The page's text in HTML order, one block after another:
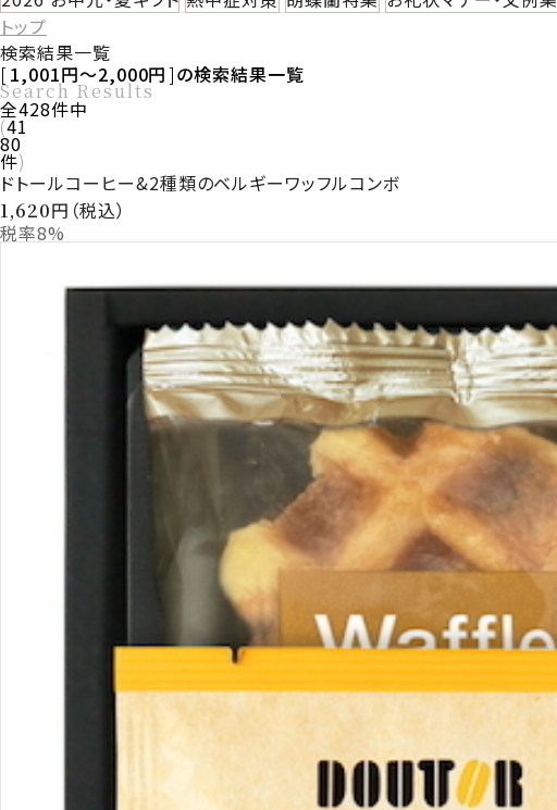
トップ
検索結果一覧
1,001円～2,000円 の検索結果一覧
Search Results
全428件中
41
80
件
ドトールコーヒー&2種類のベルギーワッフルコンボ
1,620円（税込）
税率8%